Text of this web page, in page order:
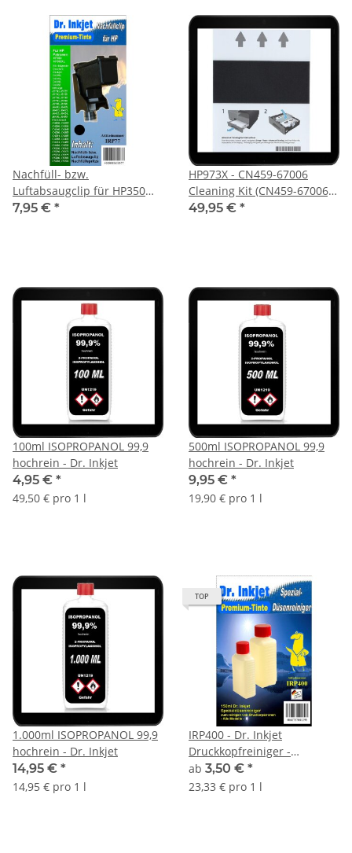
Nachfüll- bzw.
Luftabsaugclip für HP350
und HP350XL
7,95 € *
HP973X - CN459-67006
Cleaning Kit (CN459-67006)
Druckerreinigung für
49,95 € *
100ml ISOPROPANOL 99,9
hochrein - Dr. Inkjet
4,95 € *
49,50 € pro 1 l
500ml ISOPROPANOL 99,9
hochrein - Dr. Inkjet
9,95 € *
19,90 € pro 1 l
1.000ml ISOPROPANOL 99,9
hochrein - Dr. Inkjet
14,95 € *
14,95 € pro 1 l
TOP
IRP400 - Dr. Inkjet
Druckkopfreiniger -
Düsenreiniger für
Druckerpatronen und
ab 3,50 € *
23,33 € pro 1 l